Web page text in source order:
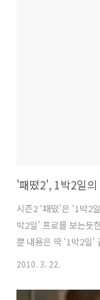
'패떴2', 1박2일
시즌2 ‘패떴’은 ‘1박2
박2일’ 프로를 보는듯
뿐 내용은 딱 ‘1박2일
‘패떴2’가 시작한 지
2010. 3. 22.